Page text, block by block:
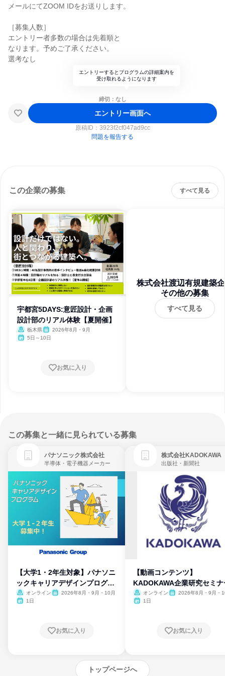
メールにてZOOM IDをお送りします。
［募集人数］
エントリー者多数の場合は先着順と
なります。予めご了承ください。
選考なし
エントリーするとプログラムの詳細案内を
受け取れるようになります
締切：なし
エントリー画面へ
原稿ID： 3923f2cf047ad9cc
問題を報告する
この企業の募集 すべて見る
宇都宮5DAYS:意匠設計・企画
設計部のリアル体験【夏開催】
栃木県
2026年8月・9月
5日～10日
お気に入り
株式会社渡辺有規建築
事務所
その他の募集
すべて見る
この募集と一緒に見られている募集
パナソニック株式会社
半導体・電子機器メーカー
【大学1・2年生対象】パナソニ
ックキャリアデザインプログラ
ム
オンライン
2026年8月・9月・10月
1日
お気に入り
株式会社KADOKAWA
出版社・新聞社
【動画コンテンツ】
KADOKAWA企業研究セミナ
オンライン
2026年8月・9月・
1日
お気に入り
トップページへ